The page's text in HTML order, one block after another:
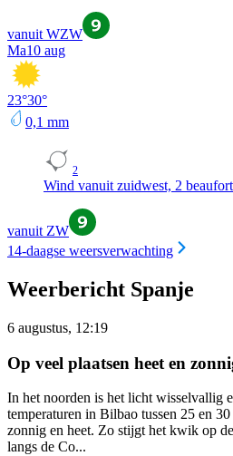
vanuit WZW
Ma10 aug
23°30°
0,1 mm
2
Wind vanuit zuidwest, 2
vanuit ZW
14-daagse weersverwachting
Weerbericht Spanje
6 augustus, 12:19
Op veel plaatsen heet en
In het noorden is het licht wisselvallig
temperaturen in Bilbao tussen 25 en
zonnig en heet. Zo stijgt het kwik op
langs de Co...